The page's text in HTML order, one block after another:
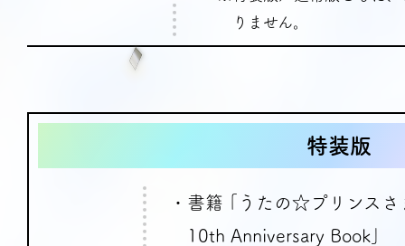
りません。
特装版
・書籍 ｢うたの☆プリンス
10th Anniversary Book｣